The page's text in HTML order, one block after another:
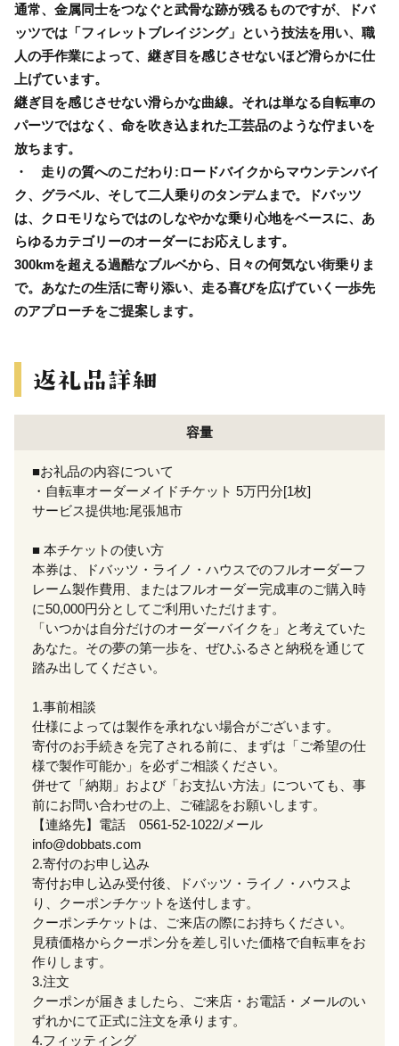
通常、金属同士をつなぐと武骨な跡が残るものですが、ドバ
ッツでは「フィレットブレイジング」という技法を用い、職
人の手作業によって、継ぎ目を感じさせないほど滑らかに仕
上げています。
継ぎ目を感じさせない滑らかな曲線。それは単なる自転車の
パーツではなく、命を吹き込まれた工芸品のような佇まいを
放ちます。
・ 走りの質へのこだわり:ロードバイクからマウンテンバイ
ク、グラベル、そして二人乗りのタンデムまで。ドバッツ
は、クロモリならではのしなやかな乗り心地をベースに、あ
らゆるカテゴリーのオーダーにお応えします。
300kmを超える過酷なブルベから、日々の何気ない街乗りま
で。あなたの生活に寄り添い、走る喜びを広げていく一歩先
のアプローチをご提案します。
容量
■お礼品の内容について
・自転車オーダーメイドチケット 5万円分[1枚]
サービス提供地:尾張旭市
■ 本チケットの使い方
本券は、ドバッツ・ライノ・ハウスでのフルオーダーフ
レーム製作費用、またはフルオーダー完成車のご購入時
に50,000円分としてご利用いただけます。
「いつかは自分だけのオーダーバイクを」と考えていた
あなた。その夢の第一歩を、ぜひふるさと納税を通じて
踏み出してください。
1.事前相談
仕様によっては製作を承れない場合がございます。
寄付のお手続きを完了される前に、まずは「ご希望の仕
様で製作可能か」を必ずご相談ください。
併せて「納期」および「お支払い方法」についても、事
前にお問い合わせの上、ご確認をお願いします。
【連絡先】電話 0561-52-1022/メール
info@dobbats.com
2.寄付のお申し込み
寄付お申し込み受付後、ドバッツ・ライノ・ハウスよ
り、クーポンチケットを送付します。
クーポンチケットは、ご来店の際にお持ちください。
見積価格からクーポン分を差し引いた価格で自転車をお
作りします。
3.注文
クーポンが届きましたら、ご来店・お電話・メールのい
ずれかにて正式に注文を承ります。
4.フィッティング